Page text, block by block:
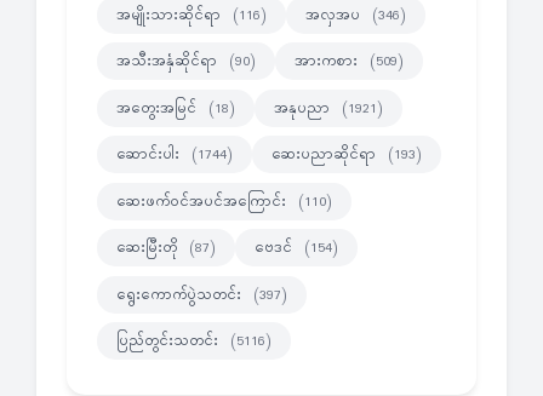
အမျိုးသားဆိုင်ရာ (116) အလှအပ (346)
အသီးအနှံဆိုင်ရာ (90) အားကစား (509)
အတွေးအမြင် (18) အနုပညာ (1921)
ဆောင်းပါး (1744) ဆေးပညာဆိုင်ရာ (193)
ဆေးဖက်ဝင်အပင်အကြောင်း (110)
ဆေးမြီးတို (87) ဗေဒင် (154)
ရွေးကောက်ပွဲသတင်း (397)
ပြည်တွင်းသတင်း (5116)